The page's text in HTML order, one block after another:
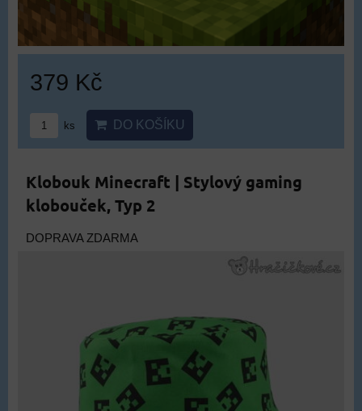
379 Kč
ks DO KOŠÍKU
Klobouk Minecraft | Stylový gaming
klobouček, Typ 2
DOPRAVA ZDARMA